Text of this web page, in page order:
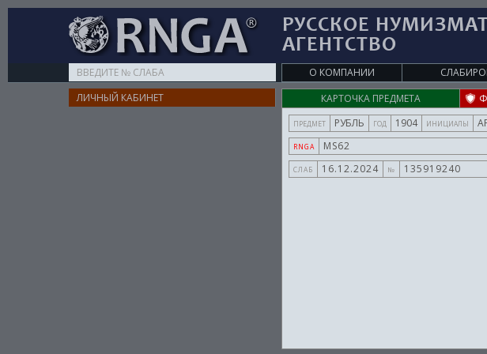
РУССКОЕ
АГЕНТСТВО
your
search
О КОМПАНИИ
ЛИЧНЫЙ КАБИНЕТ
КАРТОЧКА ПРЕДМЕТА
ПРЕДМЕТ РУБЛЬ ГОД 1904 ИНИЦИАЛЫ
RNGA MS62
СЛАБ 16.12.2024 № 135919240